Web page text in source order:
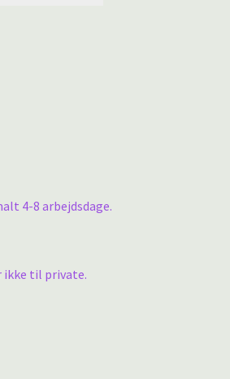
4-8 arbejdsdage.
ikke til private.